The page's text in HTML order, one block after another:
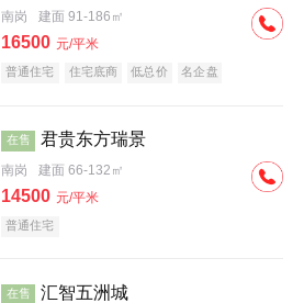
南岗 建面 91-186㎡
16500 元/平米
普通住宅 住宅底商 低总价 名企盘
在售 君贵东方瑞景
南岗 建面 66-132㎡
14500 元/平米
普通住宅
在售 汇智五洲城